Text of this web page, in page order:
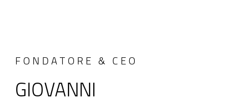
FONDATORE & CEO
GIOVANNI